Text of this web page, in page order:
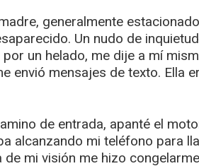
generalmente
Un nudo de
un helado, me dije a mí
envió mensajes de texto. Ella
de entrada, apanté el
alcanzando mi teléfono para
mi visión me hizo